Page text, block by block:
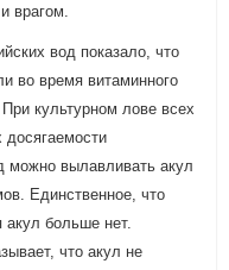
врагом.
вод показало, что
во время витаминного
культурном лове всех
можно вылавливать акул
Единственное, что
акул больше нет.
что акул не